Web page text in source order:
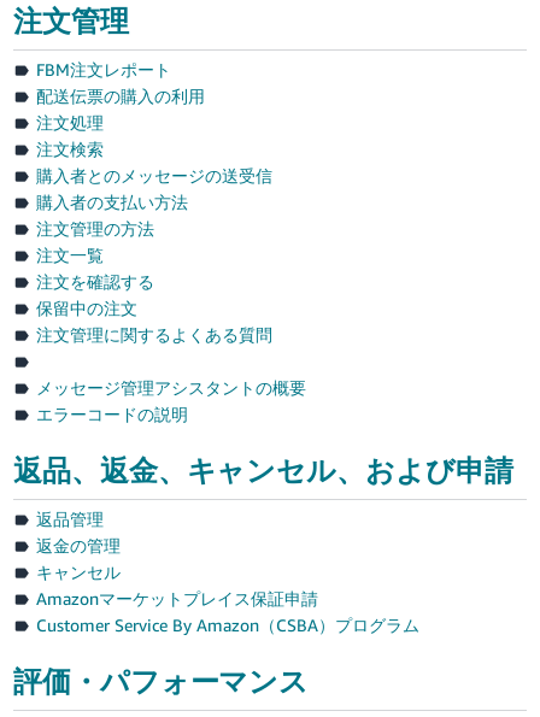
語
-
JP
English
- JP
さ
っ
そ
く
始
め
る
注文管理
FBM注文レポート
配送伝票の購入の利用
注文処理
注文検索
購入者とのメッセージの送受信
購入者の支払い方法
注文管理の方法
注文一覧
注文を確認する
保留中の注文
注文管理に関するよくある質問
メッセージ管理アシスタントの概要
エラーコードの説明
返品、返金、キャンセル、および申請
返品管理
返金の管理
キャンセル
Amazonマーケットプレイス保証申請
Customer Service By Amazon（CSBA）プログラム
評価・パフォーマンス